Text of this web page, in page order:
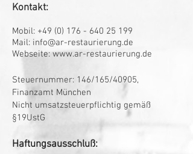
Kontakt:
Mobil: +49 (0) 176 - 640 25 199
Mail: info@ar-restaurierung.de
Webseite:www.ar-restaurierung.de
Steuernummer: 146/165/40905,
Finanzamt München
Nicht umsatzsteuerpflichtig gemäß
§19UstG
Haftungsausschluß: